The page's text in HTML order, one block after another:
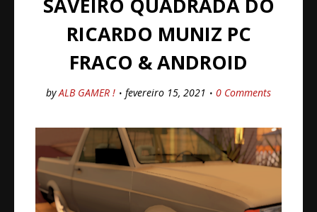
SAVEIRO QUADRADA DO
RICARDO MUNIZ PC
FRACO & ANDROID
by ALB GAMER ! fevereiro 15, 2021 0 Comments